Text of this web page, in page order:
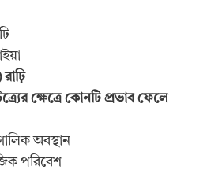
ক্ষেত্রে কোনটি প্রভাব ফেলে
অবস্থান
পরিবেশ